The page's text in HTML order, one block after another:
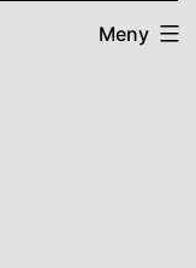
Meny